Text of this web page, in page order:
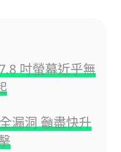
吋螢幕近乎無
漏洞 籲盡快升